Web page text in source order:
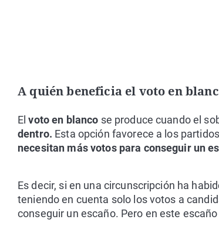
A quién beneficia el voto en
Elvoto en blanco se produce cuando el
dentro. Esta opción favorece a los
necesitan más votos para conseguir un
Es decir, si en una circunscripción ha
teniendo en cuenta solo los votos a
conseguir un escaño. Pero en este